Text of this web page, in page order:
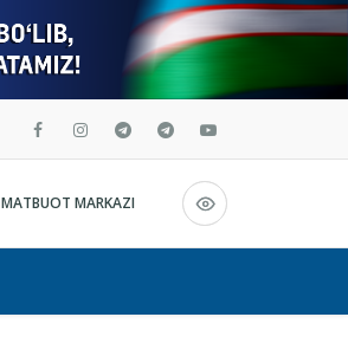
MATBUOT MARKAZI